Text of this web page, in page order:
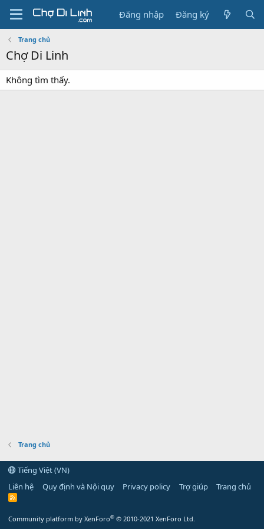
Đăng nhập Đăng ký
Trang chủ
Chợ Di Linh
Không tìm thấy.
Trang chủ
Tiếng Việt (VN)
Liên hệ
Quy định và Nội quy Privacy policy Trợ giúp Trang chủ
R
Community platform by XenForo® © 2010-2021 XenForo Ltd.